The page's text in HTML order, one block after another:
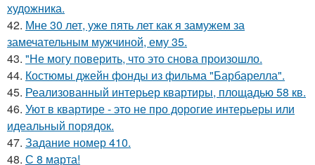
художника.
42. Мне 30 лет, уже пять лет как я замужем за
замечательным мужчиной, ему 35.
43. "Не могу поверить, что это снова произошло.
44. Костюмы джейн фонды из фильма "Барбарелла".
45. Реализованный интерьер квартиры, площадью 58 кв.
46. Уют в квартире - это не про дорогие интерьеры или
идеальный порядок.
47. Задание номер 410.
48. С 8 марта!